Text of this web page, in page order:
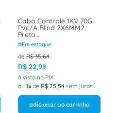
Cabo Controle 1KV 70G
Pvc/A Blind 2X6MM2
Preta
160Cmpvcast102Cl5B1Frpt
Belden
Em estoque
de R$ 35,64
R$ 22,99
à vista no PIX
ou 1 de R$ 25,54 sem juros
adicionar ao carrinho